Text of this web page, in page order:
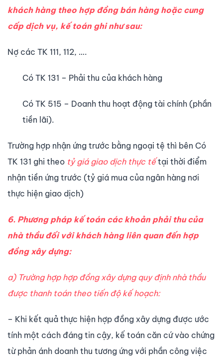
khách hàng theo hợp đồng bán hàng hoặc cung
cấp dịch vụ, kế toán ghi như sau:
Nợ các TK 111, 112, ….
Có TK 131 – Phải thu của khách hàng
Có TK 515 – Doanh thu hoạt động tài chính (phần
tiền lãi).
Trường hợp nhận ứng trước bằng ngoại tệ thì bên Có
TK 131 ghi theo tỷ giá giao dịch thực tếtại thời điểm
nhận tiền ứng trước (tỷ giá mua của ngân hàng nơi
thực hiện giao dịch)
6. Phương pháp kế toán các khoản phải thu của
nhà thầu đối với khách hàng liên quan đến hợp
đồng xây dựng:
a) Trường hợp hợp đồng xây dựng quy định nhà thầu
được thanh toán theo tiến độ kế hoạch:
– Khi kết quả thực hiện hợp đồng xây dựng được ước
tính một cách đáng tin cậy, kế toán căn cứ vào chứng
từ phản ánh doanh thu tương ứng với phần công việc